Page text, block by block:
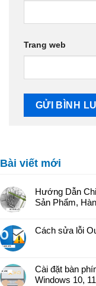
Trang web
Bài viết mới
Hướng Dẫn
Sản Phẩm,
Cách sửa lỗi
Cài đặt bàn
Windows 10, 11